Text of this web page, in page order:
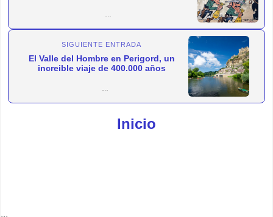
podré...
Inicio
SIGUIENTE ENTRADA
El Valle del Hombre en Perigord, un
increible viaje de 400.000 años
N...